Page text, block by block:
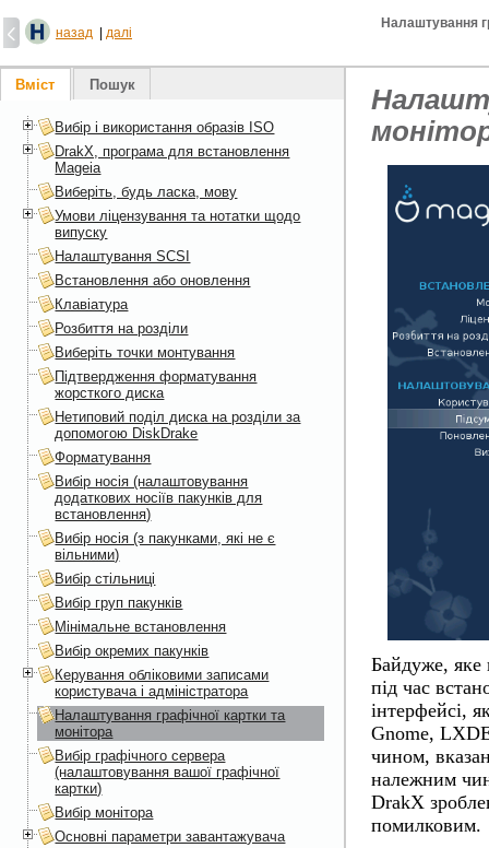
назад далі
Налаштування
Байдуже, яке
під час
інтерфейсі,
Gnome,
чином,
належним
DrakX
помилковим.
Вміст Пошук
Вибір і використання образів ISO
DrakX, програма для встановлення
Mageia
Виберіть, будь ласка, мову
Умови ліцензування та нотатки щодо
випуску
Налаштування SCSI
Встановлення або оновлення
Клавіатура
Розбиття на розділи
Виберіть точки монтування
Підтвердження форматування
жорсткого диска
Нетиповий поділ диска на розділи за
допомогою DiskDrake
Форматування
Вибір носія (налаштовування
додаткових носіїв пакунків для
встановлення)
Вибір носія (з пакунками, які не є
вільними)
Вибір стільниці
Вибір груп пакунків
Мінімальне встановлення
Вибір окремих пакунків
Керування обліковими записами
користувача і адміністратора
Налаштування графічної картки та
монітора
Вибір графічного сервера
(налаштовування вашої графічної
картки)
Вибір монітора
Основні параметри завантажувача